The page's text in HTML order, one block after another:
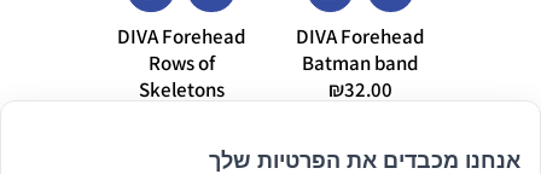
DIVA Forehead
Batman band
₪32.00
DIVA Forehead
Rows of
Skeletons
אנחנו מכבדים את הפרטיות שלך